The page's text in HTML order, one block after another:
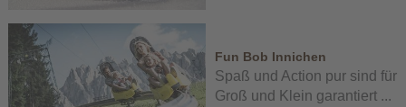
Fun Bob Innichen
Spaß und Action pur sind für
Groß und Klein garantiert ...